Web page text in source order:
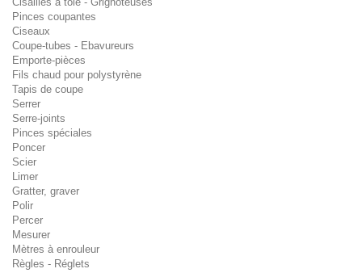
Pinces coupantes
Ciseaux
Coupe-tubes - Ebavureurs
Emporte-pièces
Fils chaud pour polystyrène
Tapis de coupe
Serrer
Serre-joints
Pinces spéciales
Poncer
Scier
Limer
Gratter, graver
Polir
Percer
Mesurer
Mètres à enrouleur
Règles - Réglets